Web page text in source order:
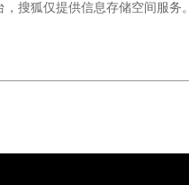
搜狐仅提供信息存储空间服务。